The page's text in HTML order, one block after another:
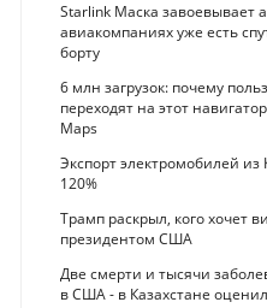
Starlink Маска завоевывает
авиакомпаниях уже есть
борту
6 млн загрузок: почему
переходят на этот
Maps
Экспорт электромобилей из
120%
Трамп раскрыл, кого хочет
президентом США
Две смерти и тысячи
в США - в Казахстане